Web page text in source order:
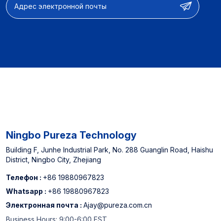
объема заказа】12-15
дней 【Полные
производителя】
Назначенный поставщик
североамериканских
и китайского топ -3
-водного фильтра.
Ningbo Pureza Technology
Building F, Junhe Industrial Park, No. 288 Guanglin Road, Haishu
District, Ningbo City, Zhejiang
Телефон : +86 19880967823
Whatsapp : +86 19880967823
Электронная почта : Ajay@pureza.com.cn